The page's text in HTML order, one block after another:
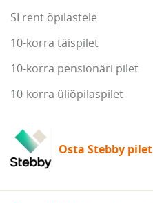
SI rent õpilastele
10-korra täispilet
10-korra pensionäri pilet
10-korra üliõpilaspilet
Osta Stebby pilet